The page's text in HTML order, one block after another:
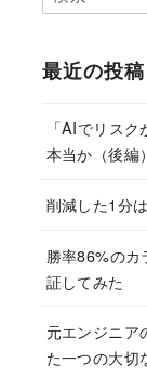
最近の投稿
「AIでリス
本当か（後編）
削減した1分
勝率86%のカ
証してみた
元エンジニア
た一つの大切